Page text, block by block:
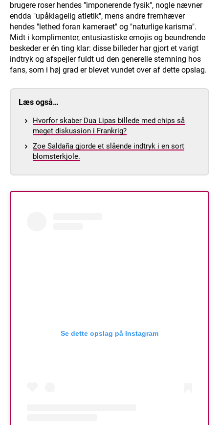
brugere roser hendes "imponerende fysik", nogle nævner
endda "upåklagelig atletik", mens andre fremhæver
hendes "lethed foran kameraet" og "naturlige karisma".
Midt i komplimenter, entusiastiske emojis og beundrende
beskeder er én ting klar: disse billeder har gjort et varigt
indtryk og afspejler fuldt ud den generelle stemning hos
fans, som i høj grad er blevet vundet over af dette opslag.
Læs også…
Hvorfor skaber Dua Lipas billede med chips så
meget diskussion i Frankrig?
Zoe Saldaña gjorde et slående indtryk i en sort
blomsterkjole.
Se dette opslag på Instagram